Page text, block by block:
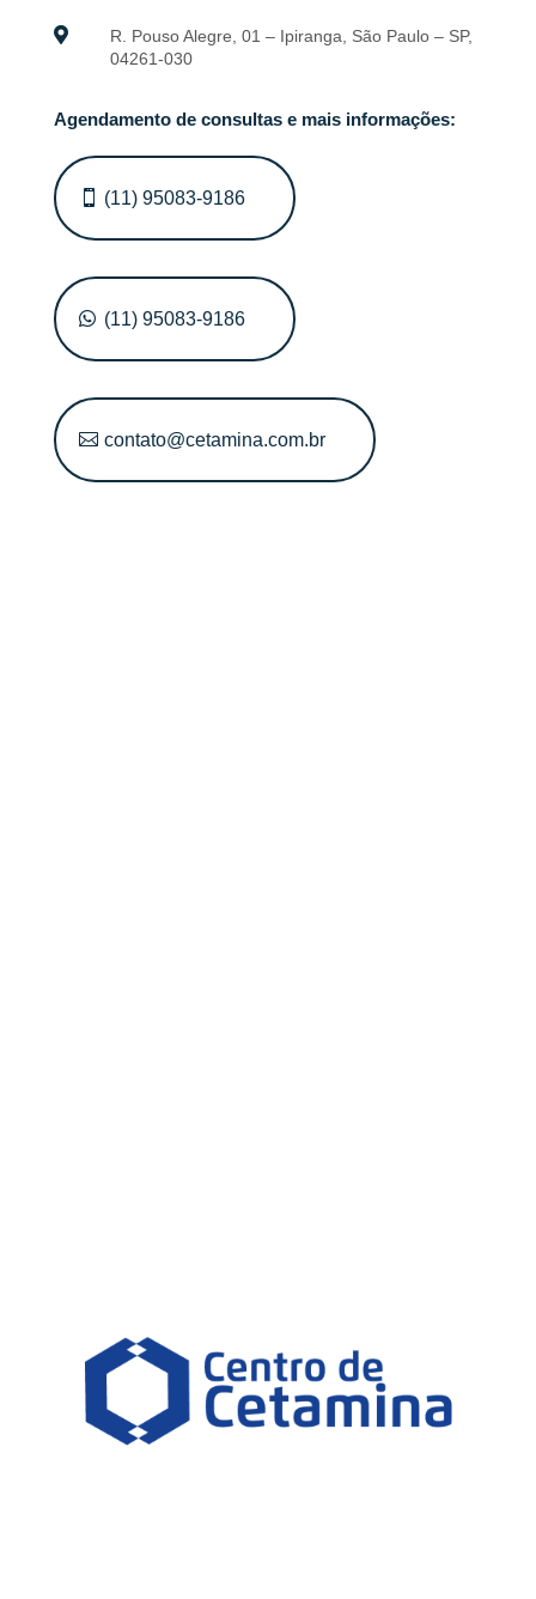

R. Pouso Alegre, 01 – Ipiranga, São Paulo – SP,
04261-030
Agendamento de consultas e mais informações:
(11) 95083-9186
(11) 95083-9186
contato@cetamina.com.br